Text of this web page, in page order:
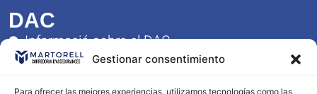
Gestionar consentimiento
Para ofrecer las mejores experiencias, utilizamos tecnologías como las
DAC
Informació sobre el DAC
Formulario de Queja y Reclamación